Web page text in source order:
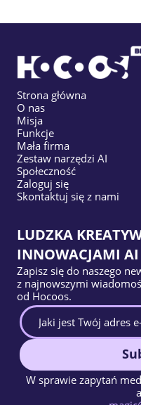
Strona główna
O nas
Misja
Funkcje
Mała firma
Zestaw narzędzi AI
Społeczność
Zaloguj się
Skontaktuj się z nami
LUDZKA
INNOWACJAMI AI
Zapisz się do naszego
z najnowszymi
od Hocoos.
W sprawie zapytań